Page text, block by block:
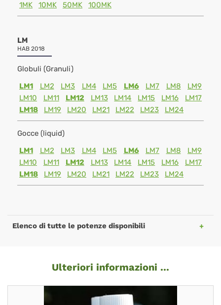
1MK
10MK 50MK 100MK
LM
HAB 2018
Globuli (Granuli)
LM1
LM2 LM3 LM4 LM5 LM6 LM7 LM8
LM9
LM10
LM11 LM12 LM13 LM14 LM15 LM16
LM17
LM18
LM19 LM20 LM21 LM22 LM23 LM24
Gocce (liquid)
LM1
LM2 LM3 LM4 LM5 LM6 LM7 LM8
LM9
LM10
LM11 LM12 LM13 LM14 LM15 LM16
LM17
LM18
LM19 LM20 LM21 LM22 LM23 LM24
Elenco di tutte le potenze disponibili
Ulteriori informazioni ...